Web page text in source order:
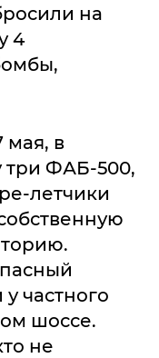
на
4
мая, в
три ФАБ-500,
летчики
частного
шоссе.
не